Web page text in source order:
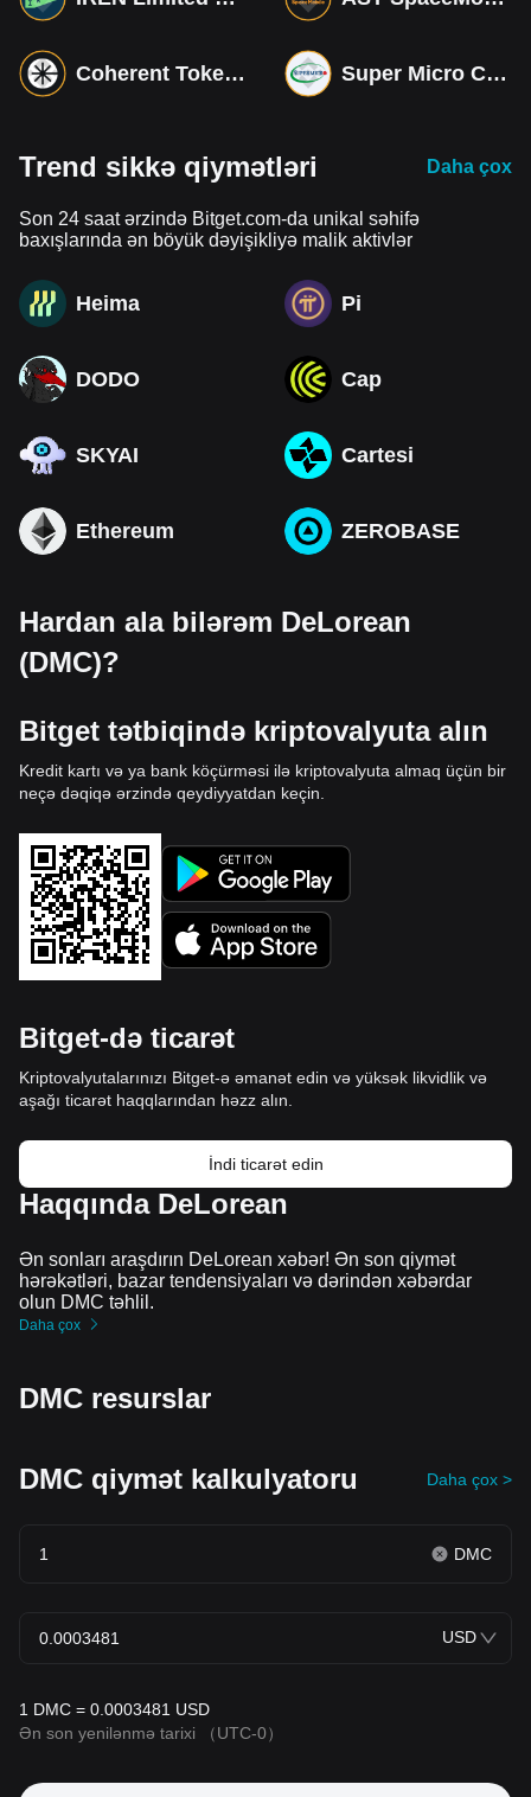
Coherent Tokenized bStocks Super Micro Computer Tokenized bStocks
Trend sikkə qiymətləri Daha çox
Son 24 saat ərzində Bitget.com-da unikal səhifə
baxışlarında ən böyük dəyişikliyə malik aktivlər
Heima Pi
DODO Cap
SKYAI Cartesi
Ethereum ZEROBASE
Hardan ala bilərəm DeLorean
(DMC)?
Bitget tətbiqində kriptovalyuta alın
Kredit kartı və ya bank köçürməsi ilə kriptovalyuta almaq üçün bir
neçə dəqiqə ərzində qeydiyyatdan keçin.
Bitget-də ticarət
Kriptovalyutalarınızı Bitget-ə əmanət edin və yüksək likvidlik və
aşağı ticarət haqqlarından həzz alın.
İndi ticarət edin
Haqqında DeLorean
Ən sonları araşdırın DeLorean xəbər! Ən son qiymət
hərəkətləri, bazar tendensiyaları və dərindən xəbərdar
olun DMC təhlil.
Daha çox
DMC resurslar
DMC qiymət kalkulyatoru Daha çox >
DMC
USD
1 DMC = 0.0003481 USD
Ən son yenilənmə tarixi
（UTC-0）